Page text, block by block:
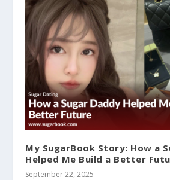
My SugarBook Story: How a
Helped Me Build a Better
September 22, 2025